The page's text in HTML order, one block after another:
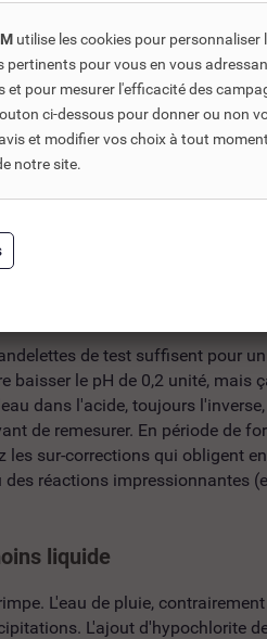
du pH
7.2 et 7.6, afin d'assurer le
de 7,6, vous entrez dans la
l'eau de remplissage qui est
confort de baignade. Une
? Souvent, c'est un ph mal
liquide ?
de test suffisent pour
le pH de 0,2 unité, mais
dans l'acide, toujours
de remesurer. En période de
les sur-corrections qui obligent
réactions impressionnantes
liquide
L'eau de pluie,
L'ajout d'hypochlorite
utilise les cookies pour
pertinents pour vous en vous
et pour mesurer l'efficacité des
ci-dessous pour donner ou non
et modifier vos choix à tout
notre site.